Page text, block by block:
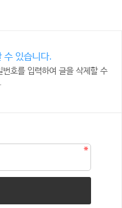
수 있습니다.
호를 입력하여 글을 삭제할 수